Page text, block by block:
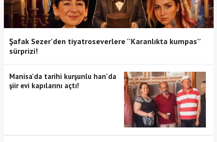
Şafak Sezer'den tiyatroseverlere ''Karanlıkta kumpas''
sürprizi!
Manisa'da tarihi kurşunlu han'da
şiir evi kapılarını açtı!